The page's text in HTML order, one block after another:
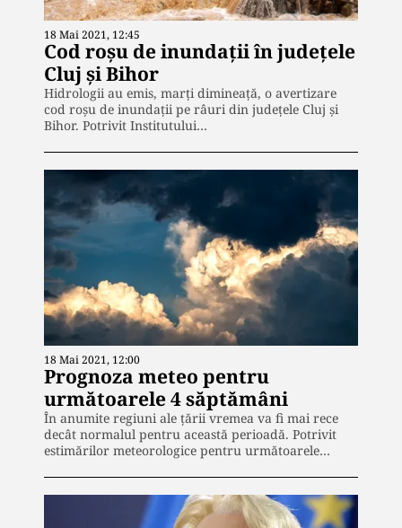
18 Mai 2021, 12:45
Cod roșu de inundații în județele
Cluj și Bihor
Hidrologii au emis, marți dimineață, o avertizare
cod roșu de inundații pe râuri din județele Cluj și
Bihor. Potrivit Institutului…
18 Mai 2021, 12:00
Prognoza meteo pentru
următoarele 4 săptămâni
În anumite regiuni ale țării vremea va fi mai rece
decât normalul pentru această perioadă. Potrivit
estimărilor meteorologice pentru următoarele…